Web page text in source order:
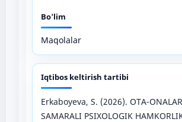
Bo'lim
Maqolalar
Iqtibos keltirish tartibi
Erkaboyeva, S. (2026). OTA-
SAMARALI PSIXOLOGIK